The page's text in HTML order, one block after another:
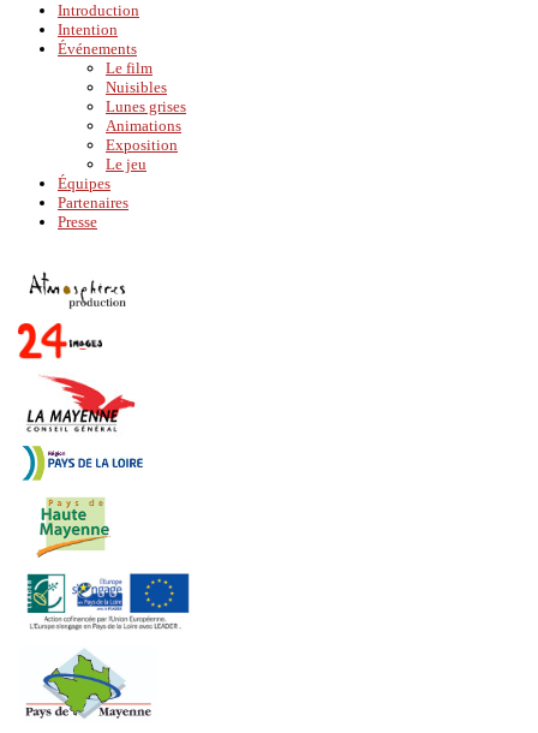
Introduction
Intention
Événements
Le film
Nuisibles
Lunes grises
Animations
Exposition
Le jeu
Équipes
Partenaires
Presse